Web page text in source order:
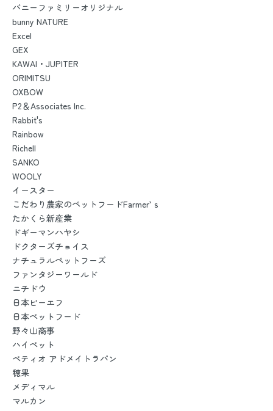
バニーファミリーオリジナル
bunny NATURE
Excel
GEX
KAWAI・JUPITER
ORIMITSU
OXBOW
P2＆Associates Inc.
Rabbit's
Rainbow
Richell
SANKO
WOOLY
イースター
こだわり農家のペットフードFarmer’ｓ
たかくら新産業
ドギーマンハヤシ
ドクターズチョイス
ナチュラルペットフーズ
ファンタジーワールド
ニチドウ
日本ビーエフ
日本ペットフード
野々山商事
ハイペット
ペティオ アドメイトラパン
穂果
メディマル
マルカン